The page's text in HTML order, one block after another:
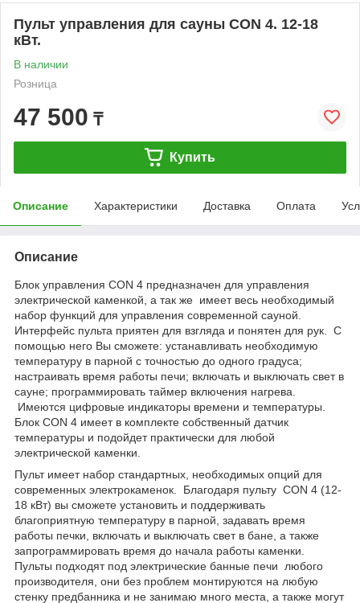
Пульт управления для сауны CON 4. 12-18
кВт.
В наличии
Розница
47 500 ₸
Купить
Описание Характеристики Доставка Оплата
Описание
Блок управления CON 4 предназначен для управления
электрической каменкой, а так же имеет весь необходимый
набор функций для управления современной сауной.
Интерфейс пульта приятен для взгляда и понятен для рук. С
помощью него Вы сможете: устанавливать необходимую
температуру в парной с точностью до одного градуса;
настраивать время работы печи; включать и выключать свет в
сауне; программировать таймер включения нагрева.
Имеются цифровые индикаторы времени и температуры.
Блок CON 4 имеет в комплекте собственный датчик
температуры и подойдет практически для любой
электрической каменки.
Пульт имеет набор стандартных, необходимых опций для
современных электрокаменок. Благодаря пульту CON 4 (12-
18 кВт) вы сможете установить и поддерживать
благоприятную температуру в парной, задавать время
работы печки, включать и выключать свет в бане, а также
запрограммировать время до начала работы каменки.
Пульты подходят под электрические банные печи любого
производителя, они без проблем монтируются на любую
стенку предбанника и не занимаю много места, а также могут